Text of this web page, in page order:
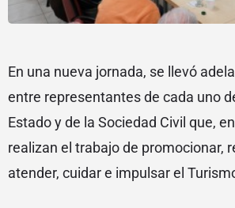
En una nueva jornada, se llevó
entre representantes de cada uno
Estado y de la Sociedad Civil que,
realizan el trabajo de promocionar,
atender, cuidar e impulsar el